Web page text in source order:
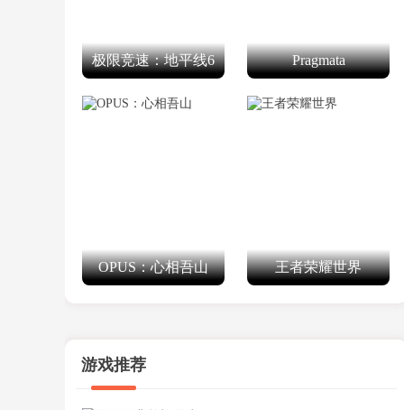
极限竞速：地平线6 Pragmata
OPUS：心相吾山 王者荣耀世界
游戏推荐